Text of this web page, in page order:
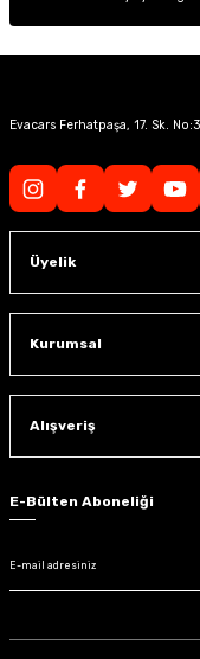
Evacars Ferhatpaşa, 17. Sk.
Üyelik
Kurumsal
Alışveriş
E-Bülten Aboneliği